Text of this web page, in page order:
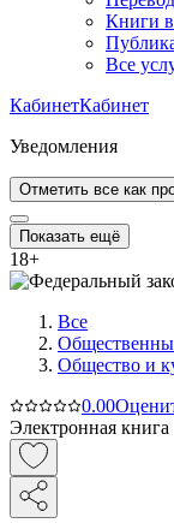
Книги в
Все
КабинетКабинет
Уведомления
Отметить все как
Показать ещё
18+
Все
Общество и
0.00
Электронная книга